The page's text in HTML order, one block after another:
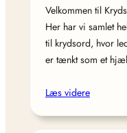
Velkommen til
Her har vi samlet
til krydsord, hvor
er tænkt som et
Læs videre